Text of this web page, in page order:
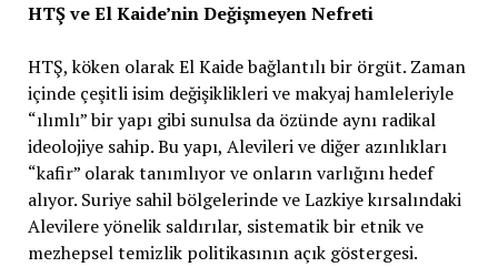
HTŞ ve El Kaide’nin Değişmeyen Nefreti
HTŞ, köken olarak El Kaide bağlantılı bir örgüt. Zaman
içinde çeşitli isim değişiklikleri ve makyaj hamleleriyle
“ılımlı” bir yapı gibi sunulsa da özünde aynı radikal
ideolojiye sahip. Bu yapı, Alevileri ve diğer azınlıkları
“kafir” olarak tanımlıyor ve onların varlığını hedef
alıyor. Suriye sahil bölgelerinde ve Lazkiye kırsalındaki
Alevilere yönelik saldırılar, sistematik bir etnik ve
mezhepsel temizlik politikasının açık göstergesi.